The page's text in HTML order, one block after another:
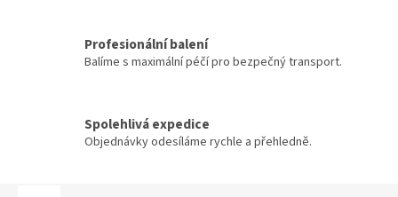
Profesionální balení
Balíme s maximální péčí pro bezpečný transport.
Spolehlivá expedice
Objednávky odesíláme rychle a přehledně.